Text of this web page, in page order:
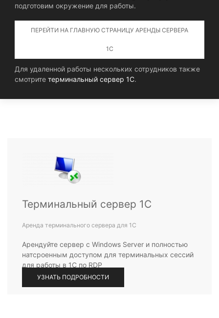
подготовим окружение для работы.
ПЕРЕЙТИ НА ГЛАВНУЮ СТРАНИЦУ АРЕНДЫ СЕРВЕРА
1С
Для удаленной работы нескольких сотрудников также
смотрите терминальный сервер 1С.
Терминальный сервер 1С
Аренда терминального сервера для 1С
Арендуйте сервер с Windows Server и полностью
натсроенным доступом для терминальных сессий
для работы в 1С по RDP
УЗНАТЬ ПОДРОБНОСТИ